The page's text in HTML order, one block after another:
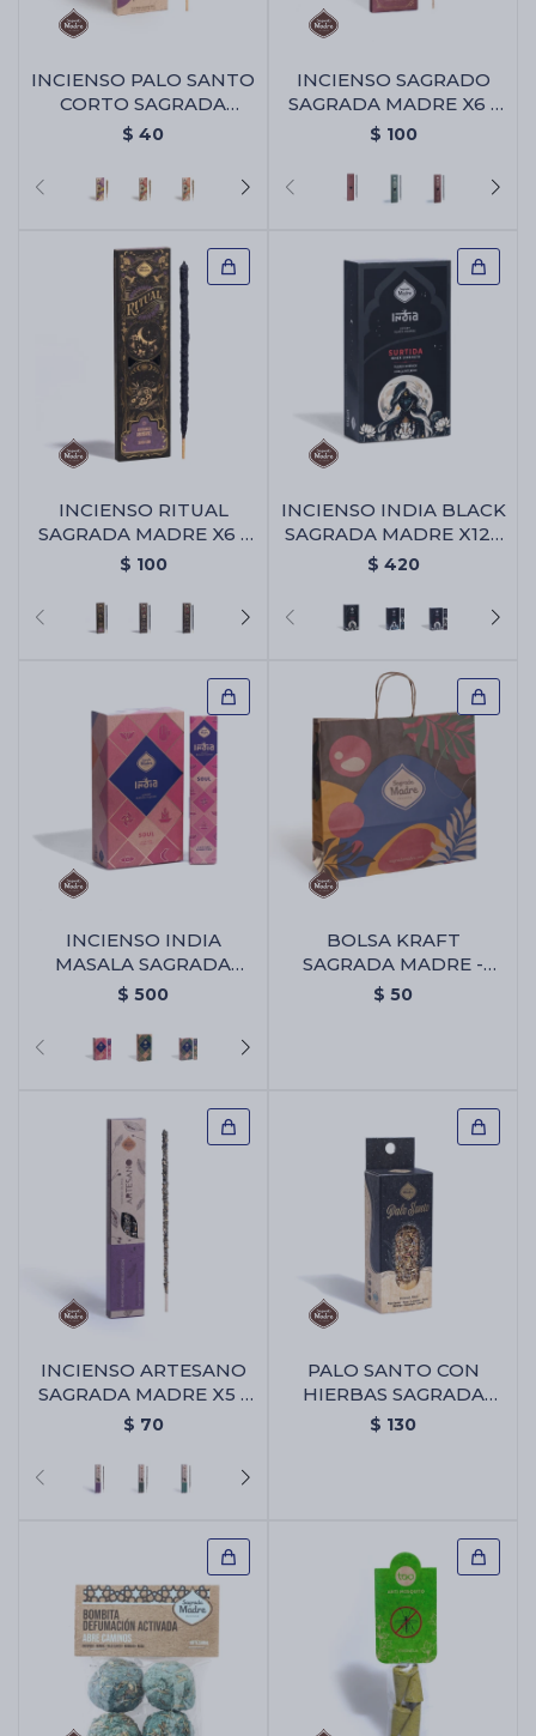
INCIENSO PALO SANTO
CORTO SAGRADA
MADRE X4 - Lavanda
$ 40
INCIENSO SAGRADO
SAGRADA MADRE X6 -
Amor Eterno
$ 100
INCIENSO RITUAL
SAGRADA MADRE X6 -
Abundancia
$ 100
INCIENSO INDIA BLACK
SAGRADA MADRE X12 -
Caja Surtida
$ 420
INCIENSO INDIA
MASALA SAGRADA
MADRE X12 - Alma
$ 500
BOLSA KRAFT
SAGRADA MADRE -
Bolsa Kraft Sagrada
$ 50
INCIENSO ARTESANO
SAGRADA MADRE X5 -
Palo Santo/lavanda
$ 70
PALO SANTO CON
HIERBAS SAGRADA
MADRE X1 - Palo Santo
$ 130